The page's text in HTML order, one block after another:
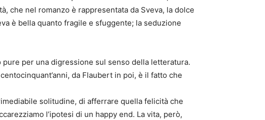
che nel romanzo è rappresentata da Sveva, la dolce
è bella quanto fragile e sfuggente; la seduzione
pure per una digressione sul senso della letteratura.
da Flaubert in poi, è il fatto che
solitudine, di afferrare quella felicità che
l’ipotesi di un happy end. La vita, però,